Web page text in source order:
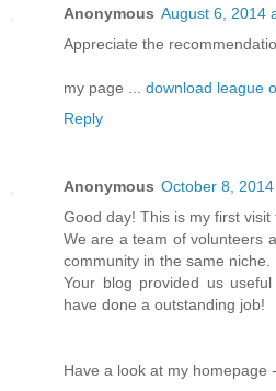
Anonymous August 6, 2014
Appreciate the
my page ... download league
Reply
Anonymous October 8,
Good day! This is my first visit
We are a team of volunteers
community in the same niche.
Your blog provided us
have done a outstanding job!
Have a look at my homepage